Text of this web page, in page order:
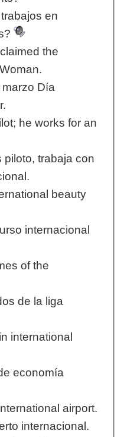
en
the
Día
he works for an
piloto, trabaja con
beauty
internacional
of the
de la liga
international
economía
airport.
internacional.